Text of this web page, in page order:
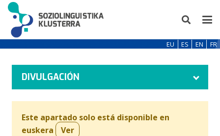
EU ES EN FR
DIVULGACIÓN
Este apartado solo está disponible en
euskera
Ver